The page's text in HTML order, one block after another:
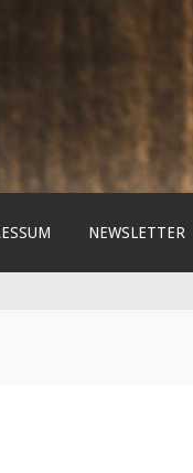
NEWSLETTER